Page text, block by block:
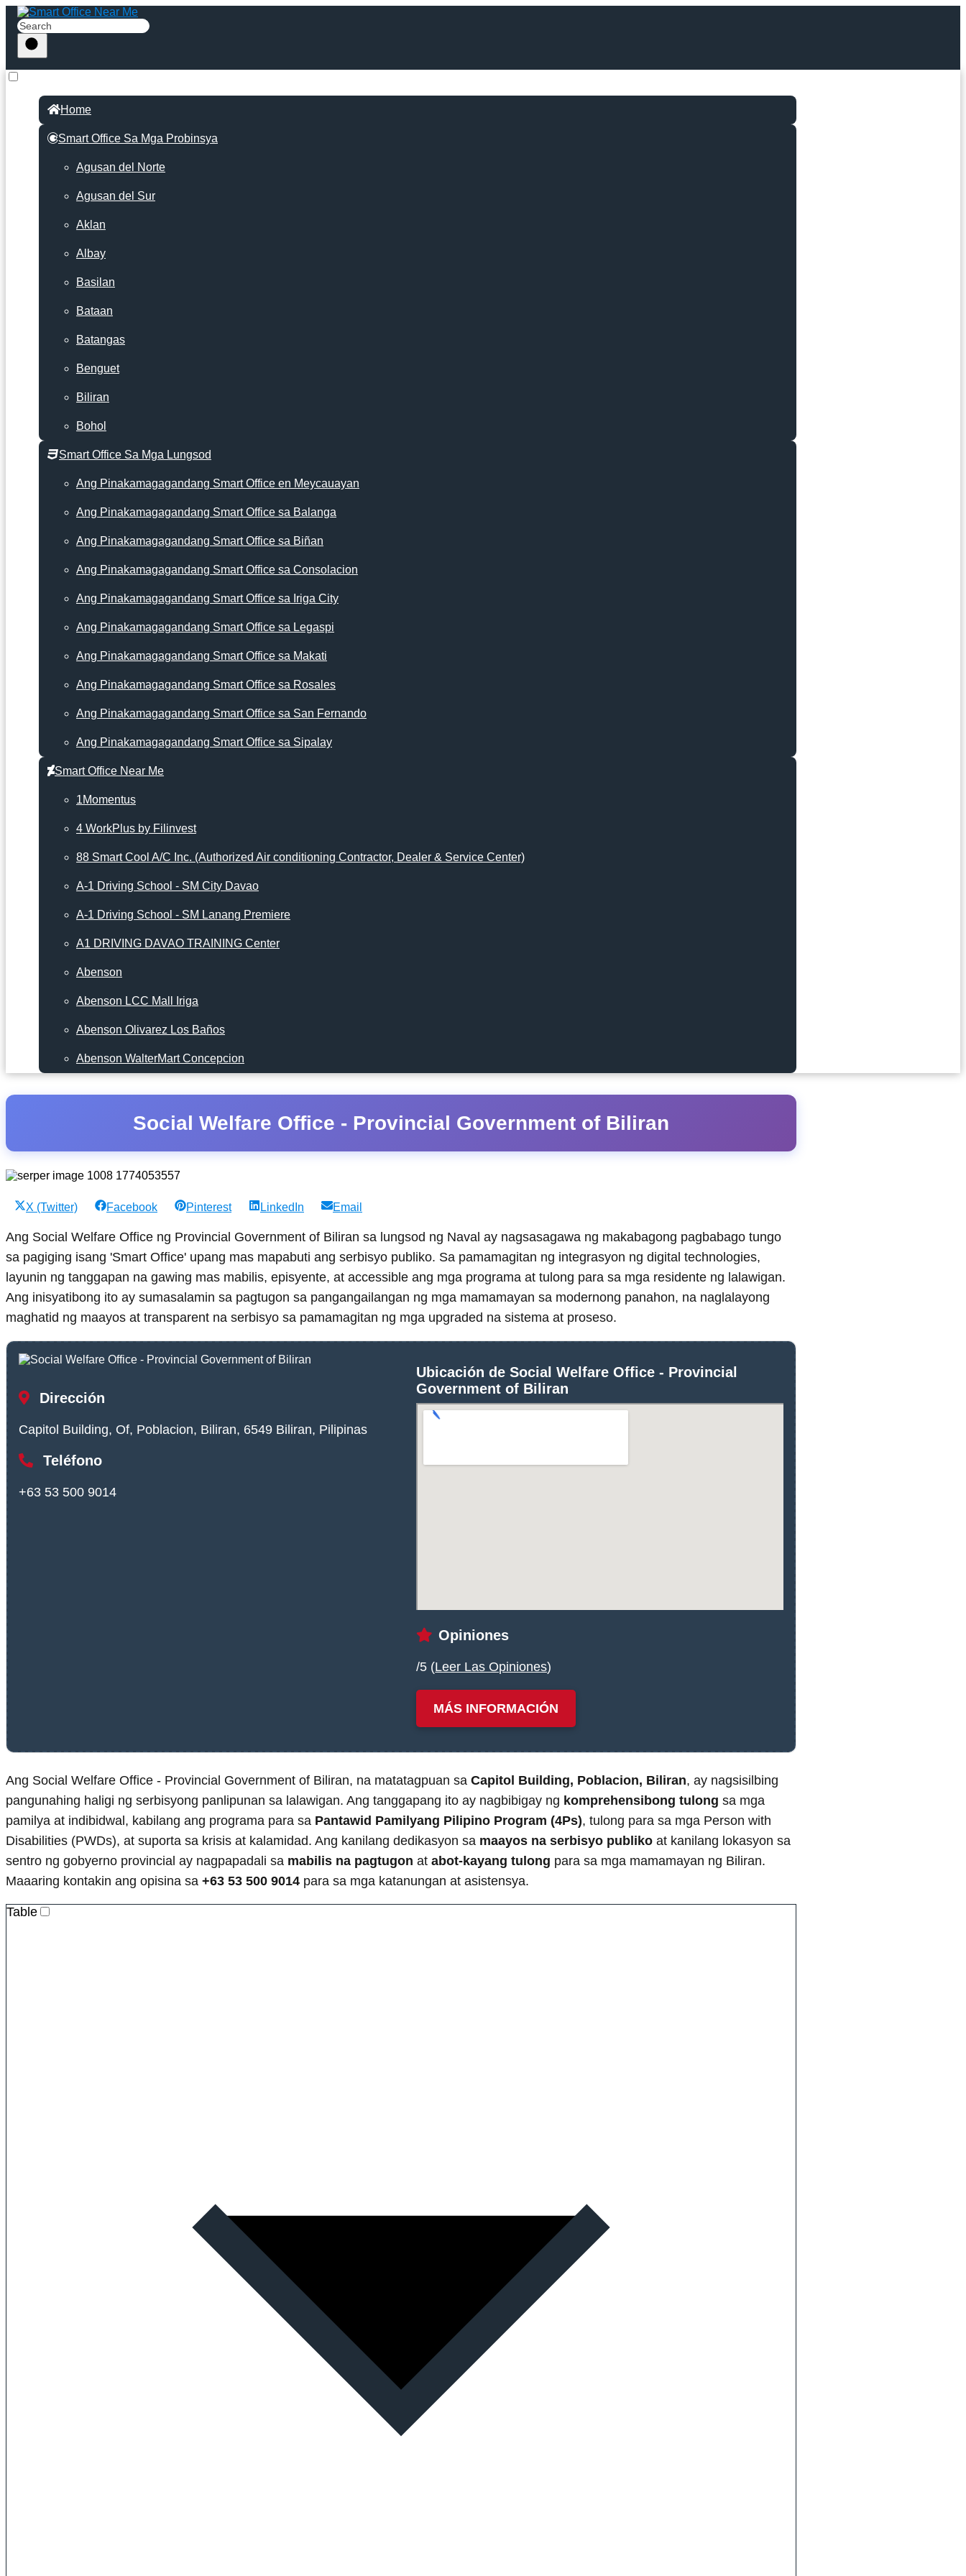
Home
Smart Office Sa Mga Probinsya
Agusan del Norte
Agusan del Sur
Aklan
Albay
Basilan
Bataan
Batangas
Benguet
Biliran
Bohol
Smart Office Sa Mga Lungsod
Ang Pinakamagagandang Smart Office en Meycauayan
Ang Pinakamagagandang Smart Office sa Balanga
Ang Pinakamagagandang Smart Office sa Biñan
Ang Pinakamagagandang Smart Office sa Consolacion
Ang Pinakamagagandang Smart Office sa Iriga City
Ang Pinakamagagandang Smart Office sa Legaspi
Ang Pinakamagagandang Smart Office sa Makati
Ang Pinakamagagandang Smart Office sa Rosales
Ang Pinakamagagandang Smart Office sa San Fernando
Ang Pinakamagagandang Smart Office sa Sipalay
Smart Office Near Me
1Momentus
4 WorkPlus by Filinvest
88 Smart Cool A/C Inc. (Authorized Air conditioning Contractor, Dealer & Service Center)
A-1 Driving School - SM City Davao
A-1 Driving School - SM Lanang Premiere
A1 DRIVING DAVAO TRAINING Center
Abenson
Abenson LCC Mall Iriga
Abenson Olivarez Los Baños
Abenson WalterMart Concepcion
Social Welfare Office - Provincial Government of Biliran
Share
X (Twitter)
Share
Facebook
Share
Pinterest
Share
LinkedIn
Share
Email
Ang Social Welfare Office ng Provincial Government of Biliran sa lungsod ng Naval ay nagsasagawa ng makabagong pagbabago tungo
sa pagiging isang 'Smart Office' upang mas mapabuti ang serbisyo publiko. Sa pamamagitan ng integrasyon ng digital technologies,
layunin ng tanggapan na gawing mas mabilis, episyente, at accessible ang mga programa at tulong para sa mga residente ng lalawigan.
Ang inisyatibong ito ay sumasalamin sa pagtugon sa pangangailangan ng mga mamamayan sa modernong panahon, na naglalayong
maghatid ng maayos at transparent na serbisyo sa pamamagitan ng mga upgraded na sistema at proseso.
Dirección
Capitol Building, Of, Poblacion, Biliran, 6549 Biliran, Pilipinas
Teléfono
+63 53 500 9014
Ubicación de Social Welfare Office - Provincial
Government of Biliran
Opiniones
/5 (Leer Las Opiniones)
MÁS INFORMACIÓN
Ang Social Welfare Office - Provincial Government of Biliran, na matatagpuan sa Capitol Building, Poblacion, Biliran, ay nagsisilbing
pangunahing haligi ng serbisyong panlipunan sa lalawigan. Ang tanggapang ito ay nagbibigay ng komprehensibong tulong sa mga
pamilya at indibidwal, kabilang ang programa para sa Pantawid Pamilyang Pilipino Program (4Ps), tulong para sa mga Person with
Disabilities (PWDs), at suporta sa krisis at kalamidad. Ang kanilang dedikasyon sa maayos na serbisyo publiko at kanilang lokasyon sa
sentro ng gobyerno provincial ay nagpapadali sa mabilis na pagtugon at abot-kayang tulong para sa mga mamamayan ng Biliran.
Maaaring kontakin ang opisina sa +63 53 500 9014 para sa mga katanungan at asistensya.
Table